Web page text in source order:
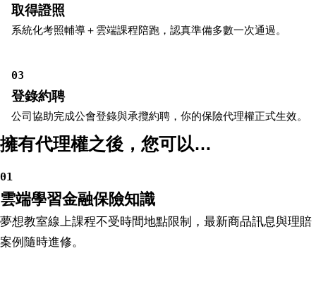
取得證照
系統化考照輔導＋雲端課程陪跑，認真準備多數一次通過。
03
登錄約聘
公司協助完成公會登錄與承攬約聘，你的保險代理權正式生效。
擁有代理權之後，您可以…
01
雲端學習金融保險知識
夢想教室線上課程不受時間地點限制，最新商品訊息與理賠
案例隨時進修。